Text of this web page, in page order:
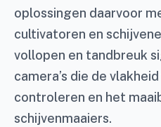
oplossingen daarvoor
cultivatoren en
vollopen en tandbreuk
camera’s die de
controleren en het
schijvenmaaiers.